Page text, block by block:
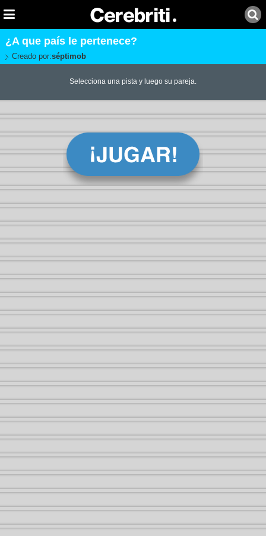
¿A que país le pertenece?
Creado por:séptimob
Selecciona una pista y luego su pareja.